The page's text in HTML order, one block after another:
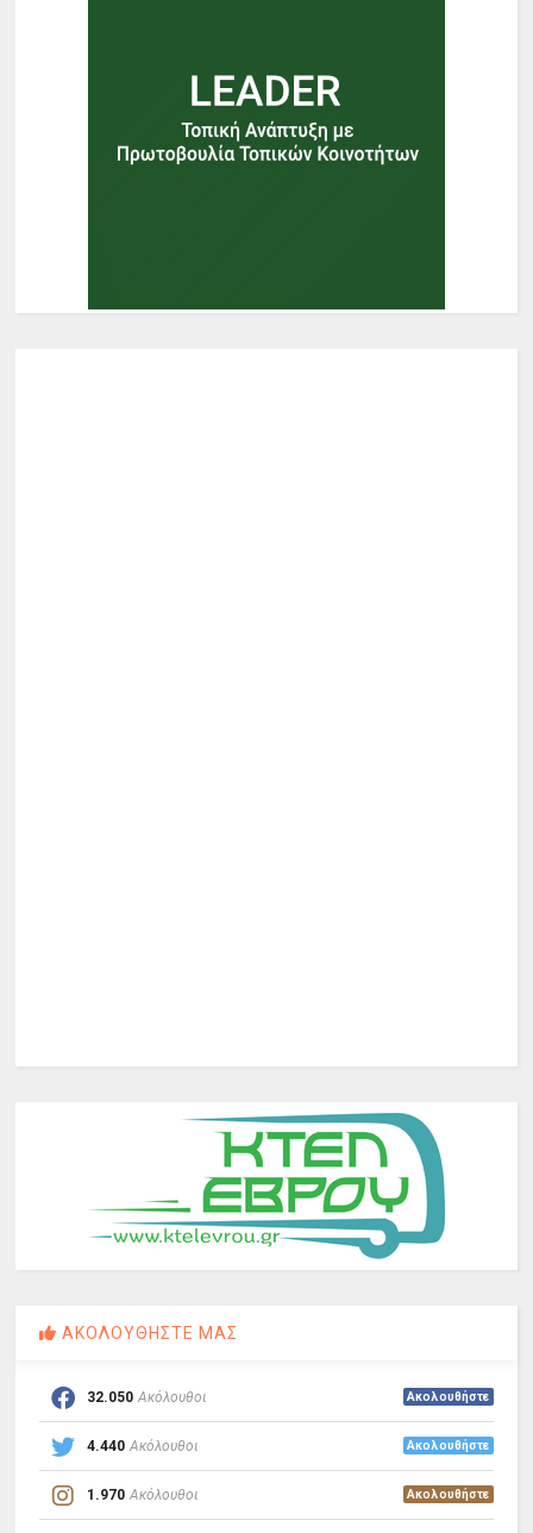
ΑΚΟΛΟΥΘΗΣΤΕ ΜΑΣ
32.050 Ακόλουθοι Ακολουθήστε
4.440 Ακόλουθοι Ακολουθήστε
1.970 Ακόλουθοι Ακολουθήστε